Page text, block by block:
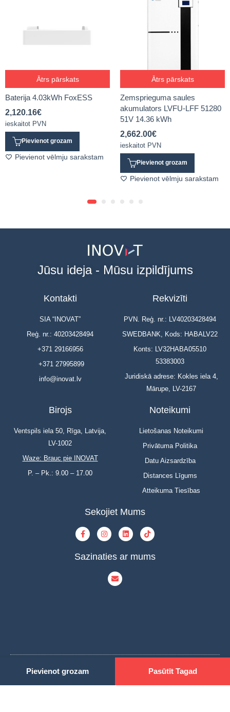
Pievienot grozam Pasūtīt Tagad
Ātrs pārskats
Baterija 4.03kWh FoxESS
2,120.16€
ieskaitot PVN
Pievienot grozam
Pievienot vēlmju sarakstam
Ātrs pārskats
Zemsprieguma saules
akumulators LVFU-LFF 51280
51V 14.36 kWh
2,662.00€
ieskaitot PVN
Pievienot grozam
Pievienot vēlmju sarakstam
Jūsu ideja - Mūsu izpildījums
Kontakti
SIA “INOVAT”
Reģ. nr.: 40203428494
+371 29166956
+371 27995899
info@inovat.lv
Rekvizīti
PVN. Reģ. nr.: LV40203428494
SWEDBANK, Kods: HABALV22
Konts: LV32HABA05510
53383003
Juridiskā adrese: Kokles iela 4,
Mārupe, LV-2167
Birojs
Ventspils iela 50, Rīga, Latvija,
LV-1002
Waze: Brauc pie INOVAT
P. – Pk.: 9.00 – 17.00
Noteikumi
Lietošanas Noteikumi
Privātuma Politika
Datu Aizsardzība
Distances Līgums
Atteikuma Tiesības
Sekojiet Mums
Sazinaties ar mums
© Copyright 2023 | INOVAT | All Rights Reserved | Powered by INOVAT